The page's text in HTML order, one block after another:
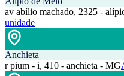
av abílio machado, 2325 -
unidade
Anchieta
r pium - i, 410 - anchieta - MG